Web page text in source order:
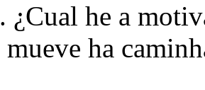
¿Cual he a
mueve ha